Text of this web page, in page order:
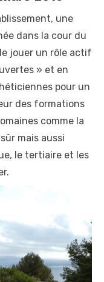
une
dans la cour du
jouer un rôle actif
» et en
pour un
des formations
comme la
mais aussi
le tertiaire et les